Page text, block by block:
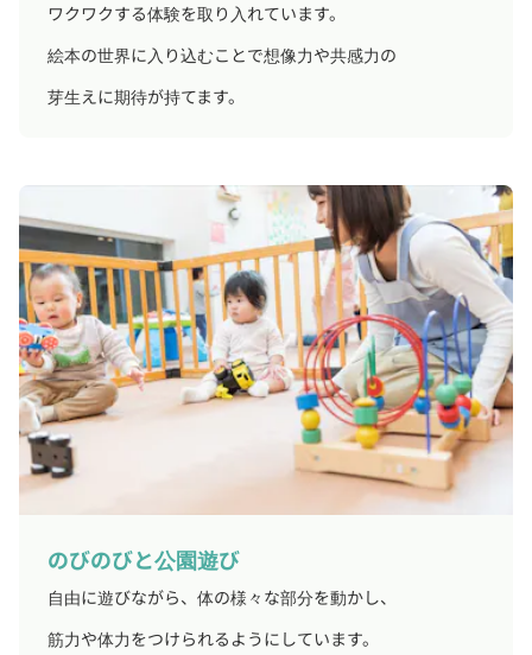
ワクワクする体験を取り入れています。
絵本の世界に入り込むことで想像力や共感力の
芽生えに期待が持てます。
のびのびと公園遊び
自由に遊びながら、体の様々な部分を動かし、
筋力や体力をつけられるようにしています。